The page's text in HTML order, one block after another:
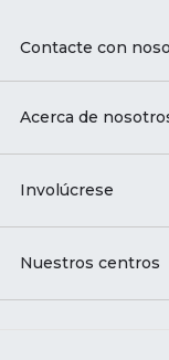
Contacte con
Acerca de
Involúcrese
Nuestros centros